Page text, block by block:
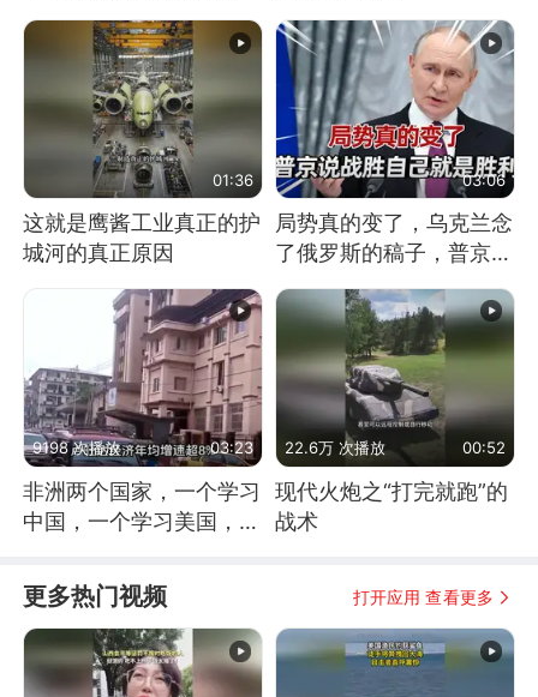
的
01:36
这就是鹰酱工业真正的护
城河的真正原因
03:06
局势真的变了，乌克兰念
了俄罗斯的稿子，普京说
9198 次播放 03:23
非洲两个国家，一个学习
中国，一个学习美国，结
22.6万 次播放 00:52
现代火炮之“打完就跑”的
战术
更多热门视频 打开应用 查看更多